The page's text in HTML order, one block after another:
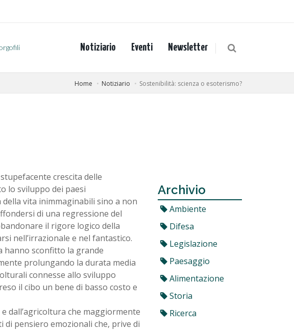
Notiziario Eventi Newsletter
Home Notiziario Sostenibilità: scienza o esoterismo?
crescita delle
lo sviluppo dei paesi
vita inimmaginabili sino a non
di una regressione del
il rigore logico della
nell’irrazionale e nel fantastico.
hanno sconfitto la grande
prolungando la durata media
connesse allo sviluppo
il cibo un bene di basso costo e
dall’agricoltura che maggiormente
pensiero emozionali che, prive di
Archivio
Ambiente
Difesa
Legislazione
Paesaggio
Alimentazione
Storia
Ricerca